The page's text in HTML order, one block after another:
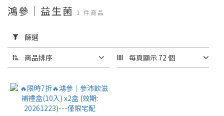
用
篩
選
(0/20)
價格
(NT$)
鴻參｜益生菌 1 件商品
篩選
商品排序 每頁顯示 72 個